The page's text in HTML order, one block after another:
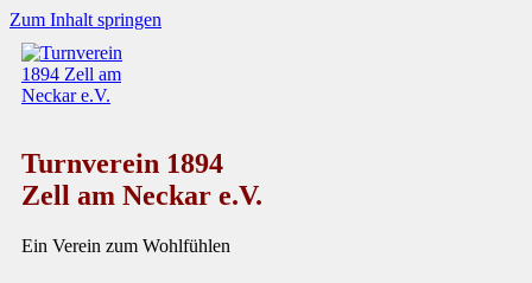
Zum Inhalt springen
Turnverein 1894
Zell am Neckar e.V.
Ein Verein zum Wohlfühlen